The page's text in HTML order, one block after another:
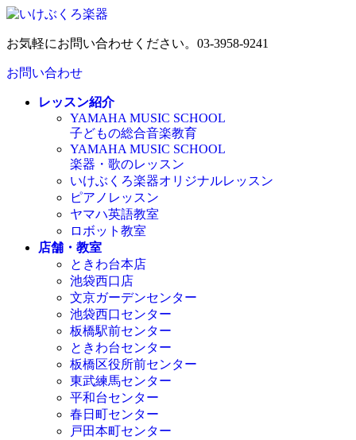
コ
テ
ツ
ナ
ゲ
シ
お気軽にお問い合わせください。 03-3958-9241
お問い合わせ
レッスン紹介
YAMAHA MUSIC SCHOOL
子どもの総合音楽教育
YAMAHA MUSIC SCHOOL
楽器・歌のレッスン
いけぶくろ楽器オリジナルレッスン
ピアノレッスン
ヤマハ英語教室
ロボット教室
店舗・教室
ときわ台本店
池袋西口店
文京ガーデンセンター
池袋西口センター
板橋駅前センター
ときわ台センター
板橋区役所前センター
東武練馬センター
平和台センター
春日町センター
戸田本町センター